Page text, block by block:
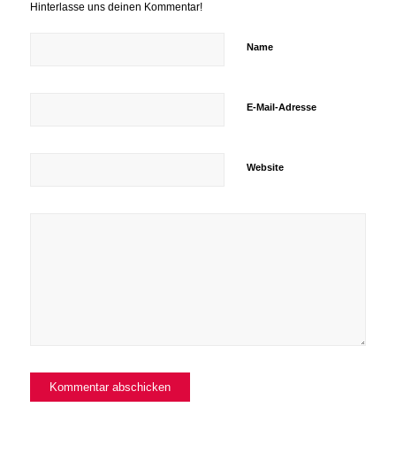
Hinterlasse uns deinen Kommentar!
Name
E-Mail-Adresse
Website